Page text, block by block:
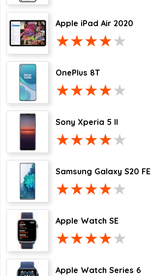
Apple iPad Air 2020
OnePlus 8T
Sony Xperia 5 II
Samsung Galaxy S20 FE
Apple Watch SE
Apple Watch Series 6